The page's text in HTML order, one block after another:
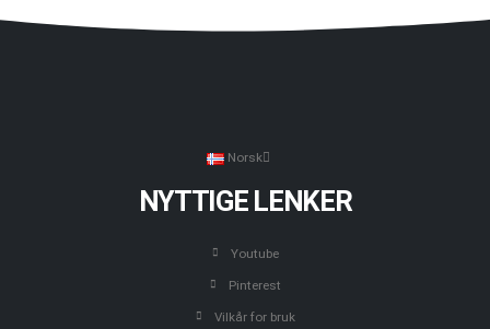
Norsk
NYTTIGE LENKER
Youtube
Pinterest
Vilkår for bruk